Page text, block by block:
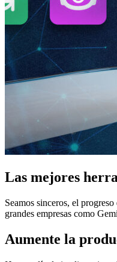
Las mejores
Seamos sinceros, el
grandes empresas como
Aumente la